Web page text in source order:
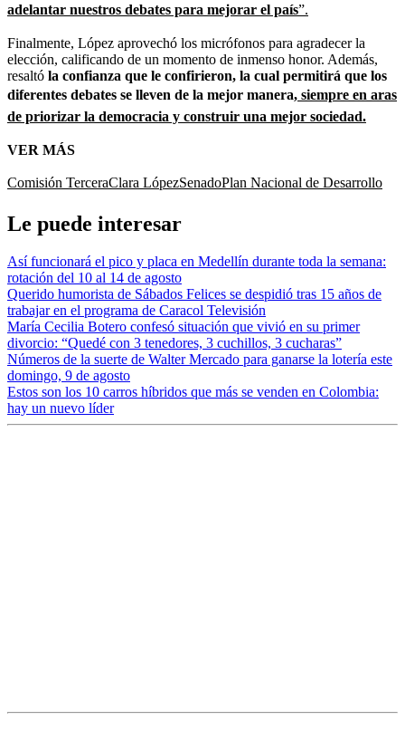
adelantar nuestros debates para mejorar el país”.
Finalmente, López aprovechó los micrófonos para agradecer la
elección, calificando de un momento de inmenso honor. Además,
resaltó la confianza que le confirieron, la cual permitirá que los
diferentes debates se lleven de la mejor manera, siempre en aras
de priorizar la democracia y construir una mejor sociedad.
VER MÁS
Comisión TerceraClara LópezSenadoPlan Nacional de Desarrollo
Le puede interesar
Así funcionará el pico y placa en Medellín durante toda la semana:
rotación del 10 al 14 de agosto
Querido humorista de Sábados Felices se despidió tras 15 años de
trabajar en el programa de Caracol Televisión
María Cecilia Botero confesó situación que vivió en su primer
divorcio: “Quedé con 3 tenedores, 3 cuchillos, 3 cucharas”
Números de la suerte de Walter Mercado para ganarse la lotería este
domingo, 9 de agosto
Estos son los 10 carros híbridos que más se venden en Colombia:
hay un nuevo líder